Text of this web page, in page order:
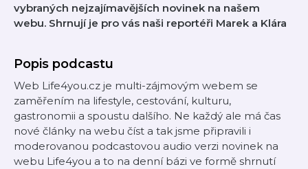
vybraných nejzajímavějších novinek na našem
webu. Shrnují je pro vás naši reportéři Marek a Klára
Popis podcastu
Web Life4you.cz je multi-zájmovým webem se
zaměřením na lifestyle, cestování, kulturu,
gastronomii a spoustu dalšího. Ne každý ale má čas
nové články na webu číst a tak jsme připravili i
moderovanou podcastovou audio verzi novinek na
webu Life4you a to na denní bázi ve formě shrnutí